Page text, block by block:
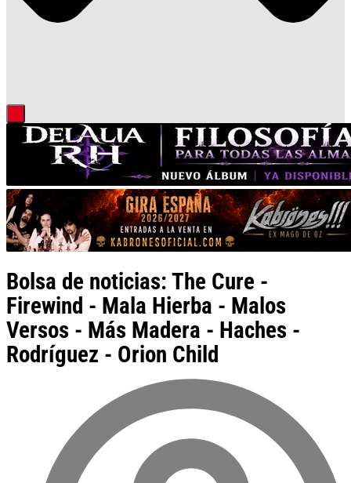
Bolsa de noticias: The Cure -
Firewind - Mala Hierba - Malos
Versos - Más Madera - Haches -
Rodríguez - Orion Child